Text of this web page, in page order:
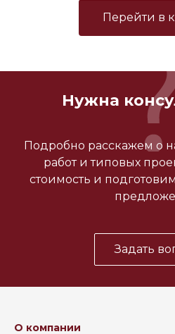
Перейти в
Нужна
Подробно расскажем о
работ и типовых
стоимость и
Задать
О компании